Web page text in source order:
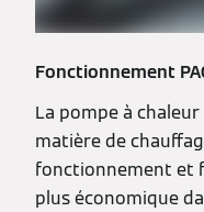
Fonctionnement
La pompe à
matière de
fonctionnement et
plus économique